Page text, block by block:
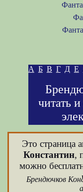
А Б В Г Д Е
читать
Это страница
Константин,
можно
Брендючков